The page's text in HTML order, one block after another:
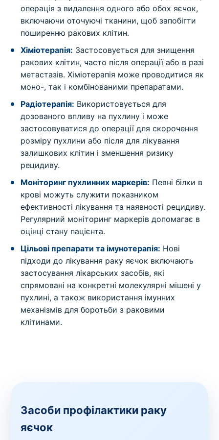
операція з видалення одного або обох яєчок,
включаючи оточуючі тканини, щоб запобігти
поширенню ракових клітин.
Хіміотерапія: Застосовується для знищення
ракових клітин, часто після операції або в разі
метастазів. Хіміотерапія може проводитися як
моно-, так і комбінованими препаратами.
Радіотерапія: Використовується для
дозованого впливу на пухлину і може
застосовуватися до операції для скорочення
розміру пухлини або після для лікування
залишкових клітин і зменшення ризику
рецидиву.
Моніторинг пухлинних маркерів: Певні білки в
крові можуть служити показником
ефективності лікування та наявності рецидиву.
Регулярний моніторинг маркерів допомагає в
оцінці стану пацієнта.
Цільові препарати та імунотерапія: Нові
підходи до лікування раку яєчок включають
застосування лікарських засобів, які
спрямовані на конкретні молекулярні мішені у
пухлині, а також використання імунних
механізмів для боротьби з раковими
клітинами.
Засоби профілактики раку
яєчок